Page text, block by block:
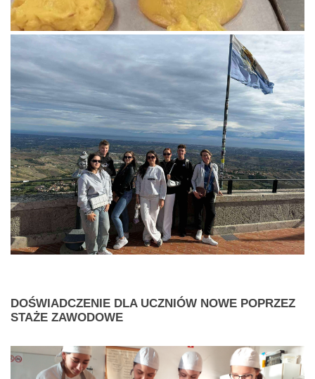
DOŚWIADCZENIE DLA UCZNIÓW NOWE POPRZEZ
STAŻE ZAWODOWE